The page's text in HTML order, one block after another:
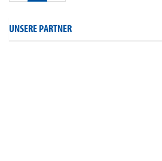
UNSERE PARTNER